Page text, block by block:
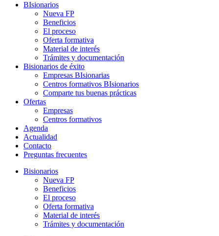
BIsionarios
Nueva FP
Beneficios
El proceso
Oferta formativa
Material de interés
Trámites y documentación
Bisionarios de éxito
Empresas BIsionarias
Centros formativos BIsionarios
Comparte tus buenas prácticas
Ofertas
Empresas
Centros formativos
Agenda
Actualidad
Contacto
Preguntas frecuentes
Bisionarios
Nueva FP
Beneficios
El proceso
Oferta formativa
Material de interés
Trámites y documentación